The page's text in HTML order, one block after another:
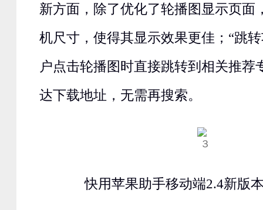
新方面，除了优化了轮播图显示页面
机尺寸，使得其显示效果更佳；“跳
户点击轮播图时直接跳转到相关推荐
达下载地址，无需再搜索。
快用苹果助手移动端2.4新版